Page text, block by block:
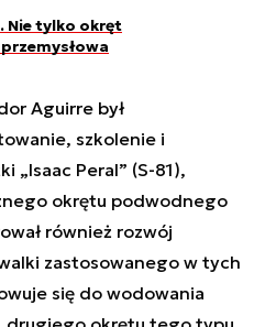
Nie tylko okręt
Aguirre był
szkolenie i
„Isaac Peral” (S-81),
okrętu podwodnego
również rozwój
zastosowanego w tych
się do wodowania